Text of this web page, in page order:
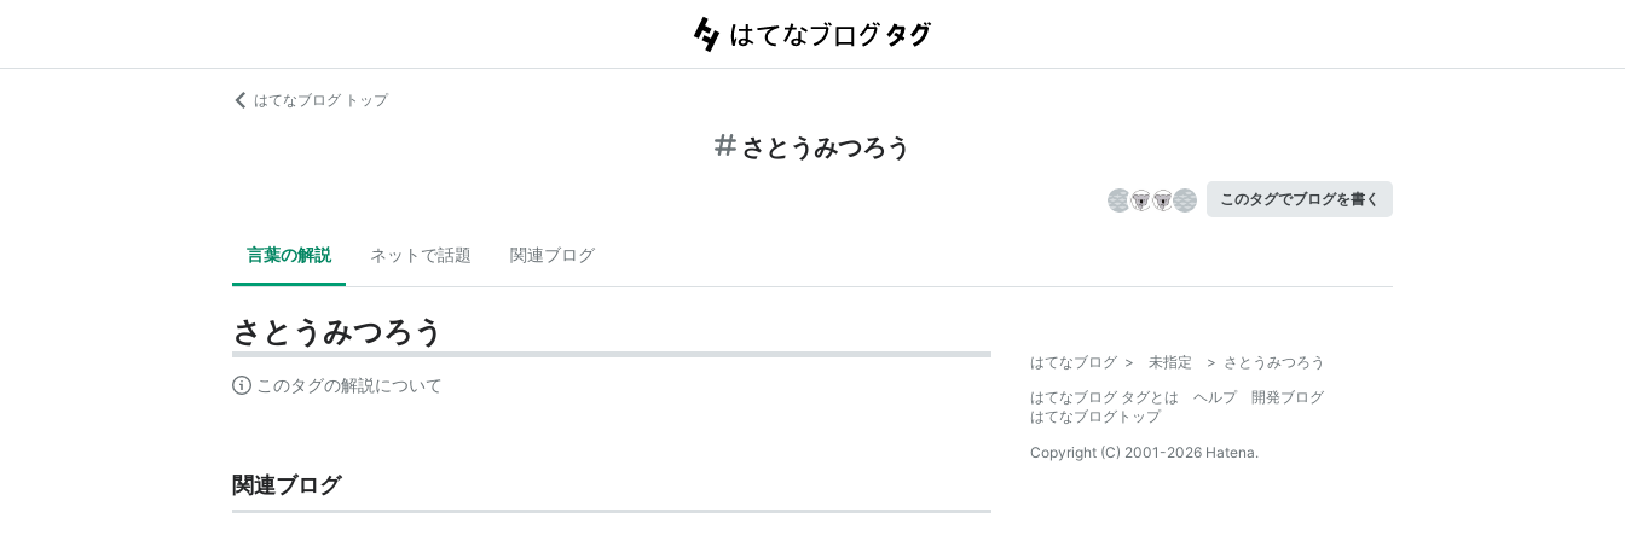
はてなブログ トップ
さとうみつろう
このタグでブログを書く
言葉の解説 ネットで話題 関連ブログ
さとうみつろう
このタグの解説について
関連ブログ
はてなブログ > 未指定 > さとうみつろう
はてなブログ タグとは
ヘルプ
開発ブログ
はてなブログトップ
Copyright (C) 2001-2026 Hatena.